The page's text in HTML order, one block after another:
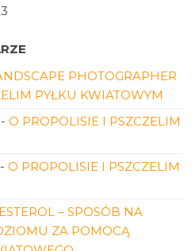
PHOTOGRAPHER
PYŁKU KWIATOWYM
- O PROPOLISIE I PSZCZELIM
- O PROPOLISIE I PSZCZELIM
– SPOSÓB NA
ZA POMOCĄ